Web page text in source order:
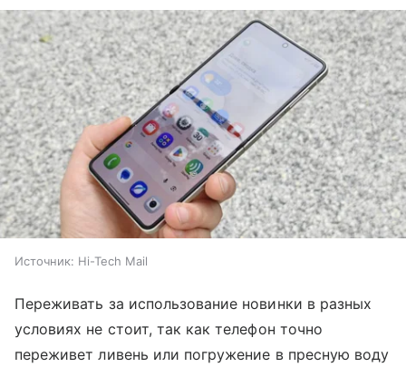
Источник: Hi-Tech Mail
Переживать за использование новинки в разных
условиях не стоит, так как телефон точно
переживет ливень или погружение в пресную воду